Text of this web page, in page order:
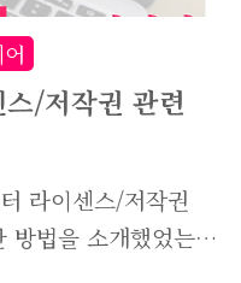
/저작권 관련
라이센스/저작권
방법을 소개했었는